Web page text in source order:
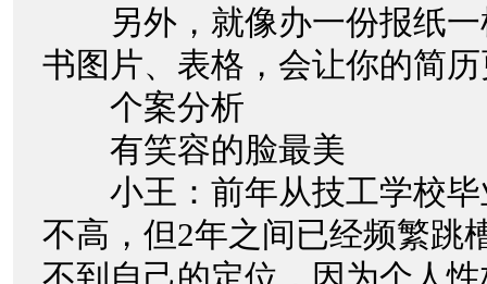
另外，就像办一份报纸一
书图片、表格，会让你的简
个案分析
有笑容的脸最美
小王：前年从技工学校毕
不高，但2年之间已经频繁跳